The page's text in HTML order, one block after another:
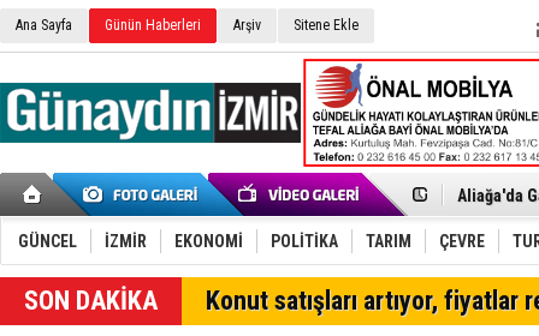
Ana Sayfa Günün Haberleri Arşiv Sitene Ekle
Menemen
Chp
AK Parti
SOCAR
Trafiği
Alto,
Aliağa'daki
GÜNCEL İZMİR EKONOMİ POLİTİKA TARIM ÇEVRE
SON DAKİKA Konut satışları artıyor, fiyatlar